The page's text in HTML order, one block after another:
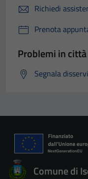
Richiedi
Prenota
Problemi in città
Segnala
Comune di